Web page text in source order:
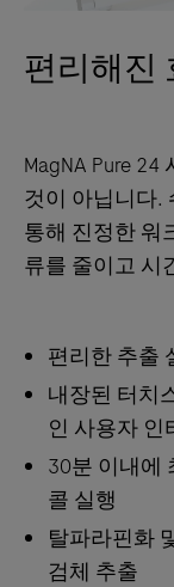
편리해진
MagNA Pure
것이 아닙니다.
통해 진정한 워
류를 줄이고 시
편리한 추출
내장된 터치
인 사용자 인
30분 이내에
콜 실행
탈파라핀화
검체 추출